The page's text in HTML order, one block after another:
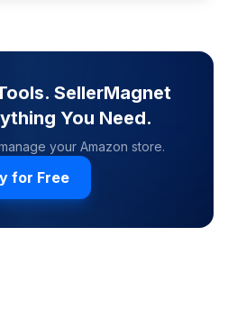
SellerMagnet
You Need.
your Amazon store.
for Free